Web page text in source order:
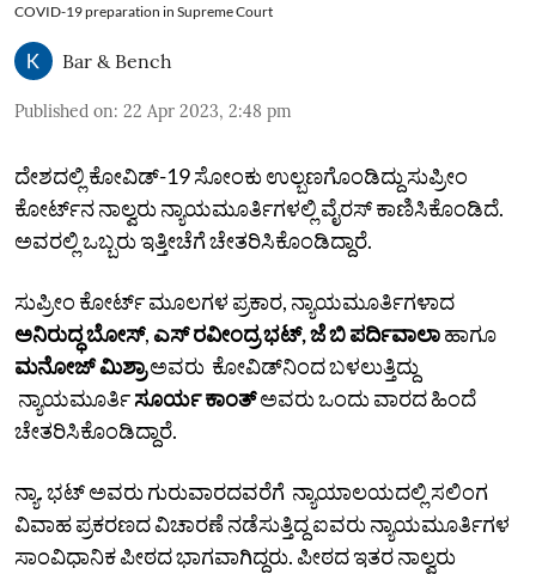
COVID-19 preparation in Supreme Court
Bar & Bench
Published on: 22 Apr 2023, 2:48 pm
ದೇಶದಲ್ಲಿ ಕೋವಿಡ್‌-19 ಸೋಂಕು ಉಲ್ಬಣಗೊಂಡಿದ್ದು ಸುಪ್ರೀಂ
ಕೋರ್ಟ್‌ನ ನಾಲ್ವರು ನ್ಯಾಯಮೂರ್ತಿಗಳಲ್ಲಿ ವೈರಸ್‌ ಕಾಣಿಸಿಕೊಂಡಿದೆ.
ಅವರಲ್ಲಿ ಒಬ್ಬರು ಇತ್ತೀಚೆಗೆ ಚೇತರಿಸಿಕೊಂಡಿದ್ದಾರೆ.
ಸುಪ್ರೀಂ ಕೋರ್ಟ್‌ ಮೂಲಗಳ ಪ್ರಕಾರ, ನ್ಯಾಯಮೂರ್ತಿಗಳಾದ
ಅನಿರುದ್ಧ ಬೋಸ್,ಎಸ್ ರವೀಂದ್ರ ಭಟ್, ಜೆ ಬಿ ಪರ್ದಿವಾಲಾಹಾಗೂ
ಮನೋಜ್ ಮಿಶ್ರಾಅವರು ಕೋವಿಡ್‌ನಿಂದ ಬಳಲುತ್ತಿದ್ದು
ನ್ಯಾಯಮೂರ್ತಿಸೂರ್ಯ ಕಾಂತ್ಅವರು ಒಂದು ವಾರದ ಹಿಂದೆ
ಚೇತರಿಸಿಕೊಂಡಿದ್ದಾರೆ.
ನ್ಯಾ. ಭಟ್‌ ಅವರು ಗುರುವಾರದವರೆಗೆ ನ್ಯಾಯಾಲಯದಲ್ಲಿ ಸಲಿಂಗ
ವಿವಾಹ ಪ್ರಕರಣದ ವಿಚಾರಣೆ ನಡೆಸುತ್ತಿದ್ದ ಐವರು ನ್ಯಾಯಮೂರ್ತಿಗಳ
ಸಾಂವಿಧಾನಿಕ ಪೀಠದ ಭಾಗವಾಗಿದ್ದರು. ಪೀಠದ ಇತರ ನಾಲ್ವರು